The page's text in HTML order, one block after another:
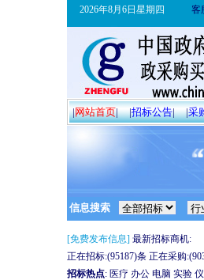
2026年8月6日星期四 客
|网站首页| |招标公告| |采
[免费发布信息] 最新招标商机:
正在招标:(95187)条 正在采购:(
招标热点: 医疗 办公 电脑 实验